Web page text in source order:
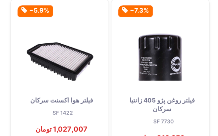
‎−7.3%
فیلتر روغن پژو 405 زانتیا
سرکان
SF 7730
‎−5.9%
فیلتر هوا اکسنت سرکان
SF 1422
1,027,007 تومان